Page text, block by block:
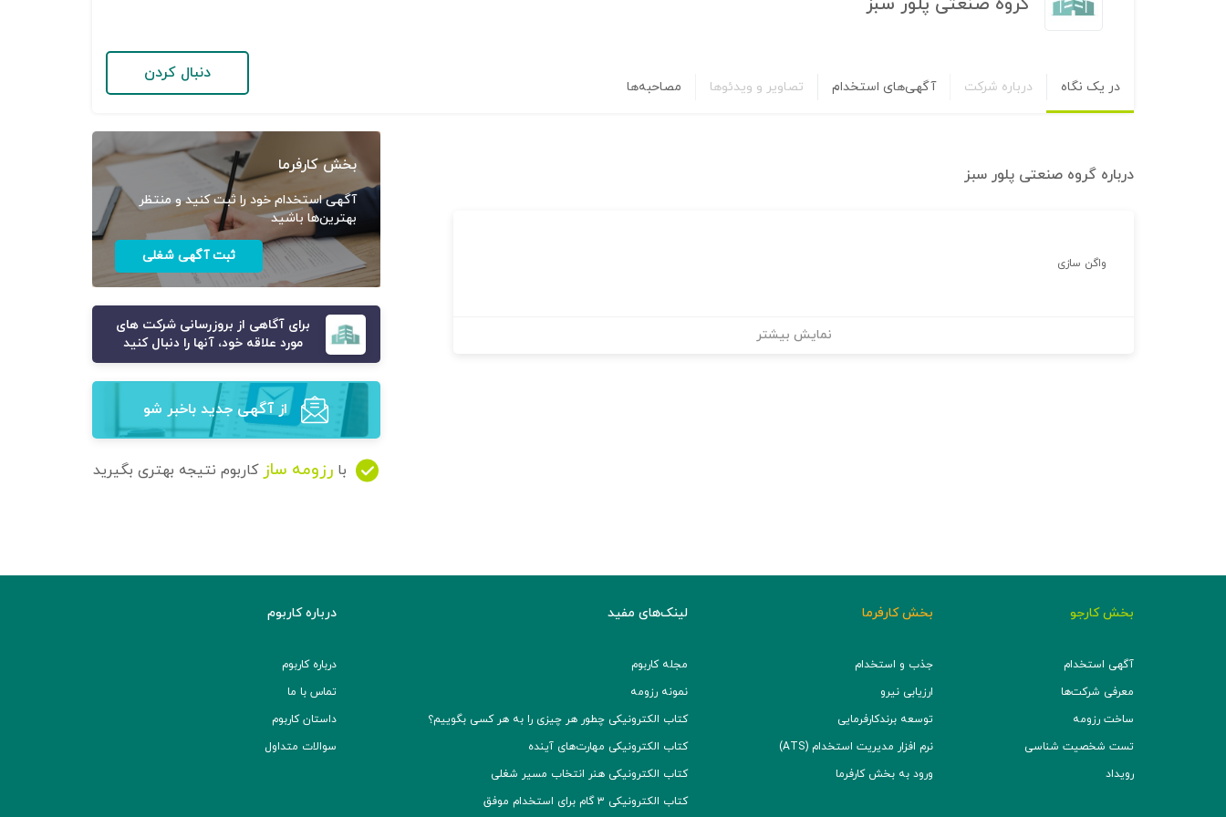
در یک نگاه درباره شرکت آگهی‌های استخدام تصاویر و ویدئوها مصاحبه‌ها
دنبال کردن
درباره گروه صنعتی پلور سبز
واگن سازی
نمایش بیشتر
بخش کارفرما
آگهی استخدام خود را ثبت کنید و منتظر
بهترین‌ها باشید
ثبت آگهی شغلی
برای آگاهی از بروزرسانی شرکت های
مورد علاقه خود، آنها را دنبال کنید
از آگهی‌ جدید باخبر شو
با رزومه ساز کاربوم نتیجه بهتری بگیرید
بخش کارجو
آگهی استخدام
معرفی شرکت‌ها
ساخت رزومه
تست شخصیت شناسی
رویداد
بخش کارفرما
جذب و استخدام
ارزیابی نیرو
توسعه برند‌کارفرمایی
نرم افزار مدیریت استخدام (ATS)
ورود به بخش کارفرما
لینک‌های مفید
مجله کاربوم
نمونه رزومه
کتاب الکترونیکی چطور هر چیزی را به هر کسی بگوییم؟
کتاب الکترونیکی مهارت‌های آینده
کتاب الکترونیکی هنر انتخاب مسیر شغلی
کتاب الکترونیکی ۳ گام برای استخدام موفق
درباره کاربوم
درباره کاربوم
تماس با ما
داستان کاربوم
سوالات متداول